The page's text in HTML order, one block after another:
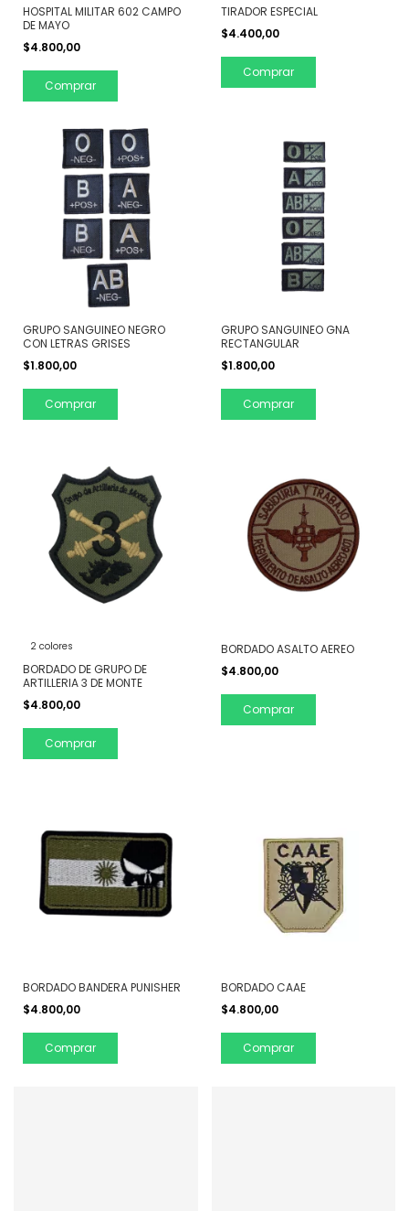
HOSPITAL MILITAR 602 CAMPO
DE MAYO
$4.800,00
Comprar
TIRADOR ESPECIAL
$4.400,00
Comprar
GRUPO SANGUINEO NEGRO
CON LETRAS GRISES
$1.800,00
Comprar
GRUPO SANGUINEO GNA
RECTANGULAR
$1.800,00
Comprar
2 colores
BORDADO DE GRUPO DE
ARTILLERIA 3 DE MONTE
$4.800,00
Comprar
BORDADO ASALTO AEREO
$4.800,00
Comprar
BORDADO BANDERA PUNISHER
$4.800,00
Comprar
BORDADO CAAE
$4.800,00
Comprar